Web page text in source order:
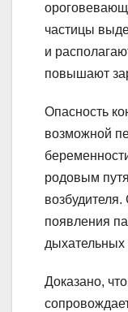
частицы
и
повышают
Опасность
возможной
родовым
появления
дыхательных
Доказано,